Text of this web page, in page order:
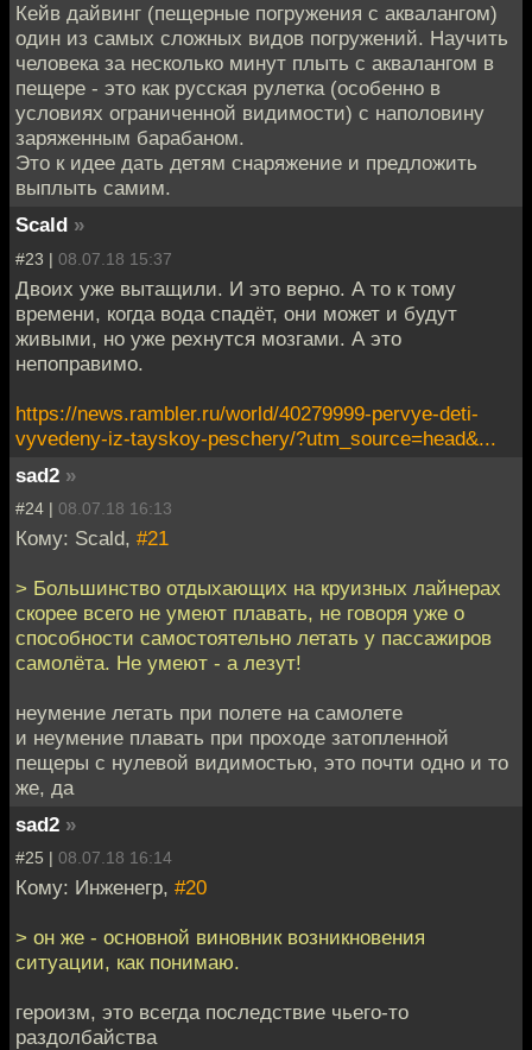
Кейв дайвинг (пещерные погружения с аквалангом)
один из самых сложных видов погружений. Научить
человека за несколько минут плыть с аквалангом в
пещере - это как русская рулетка (особенно в
условиях ограниченной видимости) с наполовину
заряженным барабаном.
Это к идее дать детям снаряжение и предложить
выплыть самим.
Scald »
#23 | 08.07.18 15:37
Двоих уже вытащили. И это верно. А то к тому
времени, когда вода спадёт, они может и будут
живыми, но уже рехнутся мозгами. А это
непоправимо.
https://news.rambler.ru/world/40279999-pervye-deti-
vyvedeny-iz-tayskoy-peschery/?utm_source=head&...
sad2 »
#24 | 08.07.18 16:13
Кому: Scald, #21
> Большинство отдыхающих на круизных лайнерах
скорее всего не умеют плавать, не говоря уже о
способности самостоятельно летать у пассажиров
самолёта. Не умеют - а лезут!
неумение летать при полете на самолете
и неумение плавать при проходе затопленной
пещеры с нулевой видимостью, это почти одно и то
же, да
sad2 »
#25 | 08.07.18 16:14
Кому: Инженегр, #20
> он же - основной виновник возникновения
ситуации, как понимаю.
героизм, это всегда последствие чьего-то
раздолбайства